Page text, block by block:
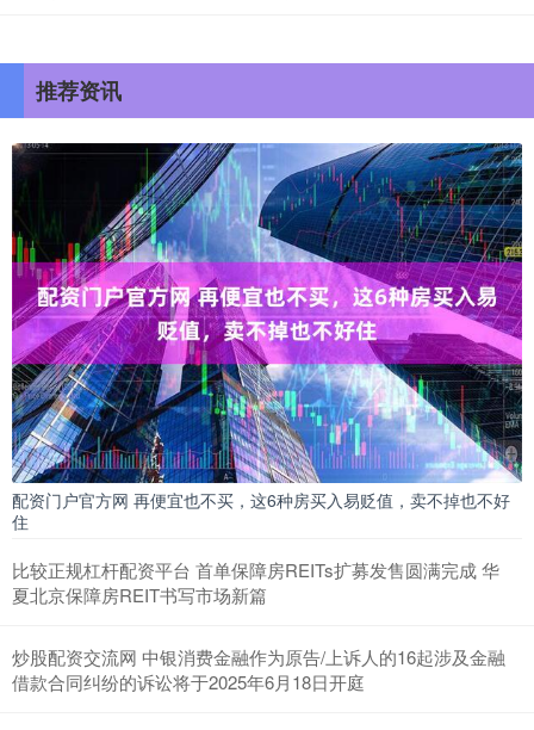
推荐资讯
配资门户官方网 再便宜也不买，这6种房买入易贬值，卖不掉也不好
住
比较正规杠杆配资平台 首单保障房REITs扩募发售圆满完成 华
夏北京保障房REIT书写市场新篇
炒股配资交流网 中银消费金融作为原告/上诉人的16起涉及金融
借款合同纠纷的诉讼将于2025年6月18日开庭